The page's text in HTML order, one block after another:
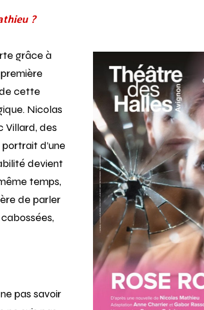
?
grâce à
cette
Nicolas
Villard, des
d’une
devient
temps,
de parler
pas savoir